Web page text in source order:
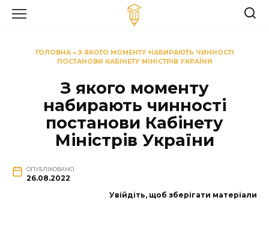
ГОЛОВНА»З ЯКОГО МОМЕНТУ НАБИРАЮТЬ ЧИННОСТІ
ПОСТАНОВИ КАБІНЕТУ МІНІСТРІВ УКРАЇНИ
З якого моменту
набирають чинності
постанови Кабінету
Міністрів України
ОПУБЛІКОВАНО
26.08.2022
Увійдіть, щоб зберігати матеріали